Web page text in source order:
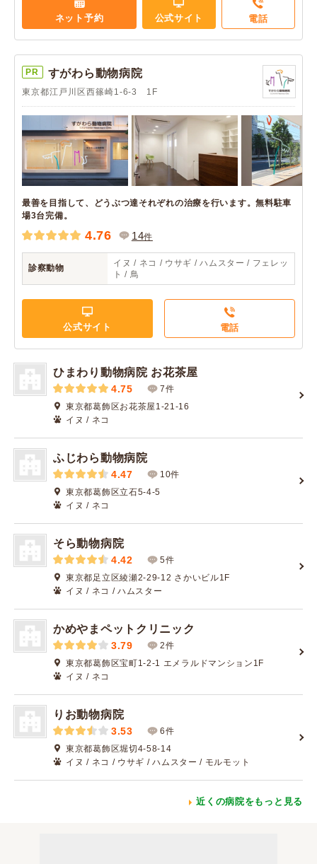
ネット予約 公式サイト 電話
PR すがわら動物病院
東京都江戸川区西篠崎1-6-3 1F
最善を目指して、どうぶつ達それぞれの治療を行います。無料駐車
場3台完備。
4.76 14件
診察動物
イヌ / ネコ / ウサギ / ハムスター / フェレッ
ト / 鳥
公式サイト 電話
ひまわり動物病院 お花茶屋
4.75
7件
東京都葛飾区お花茶屋1-21-16
イヌ / ネコ
ふじわら動物病院
4.47
10件
東京都葛飾区立石5-4-5
イヌ / ネコ
そら動物病院
4.42
5件
東京都足立区綾瀬2-29-12 さかいビル1F
イヌ / ネコ / ハムスター
かめやまペットクリニック
3.79
2件
東京都葛飾区宝町1-2-1 エメラルドマンション1F
イヌ / ネコ
りお動物病院
3.53
6件
東京都葛飾区堀切4-58-14
イヌ / ネコ / ウサギ / ハムスター / モルモット
近くの病院をもっと見る